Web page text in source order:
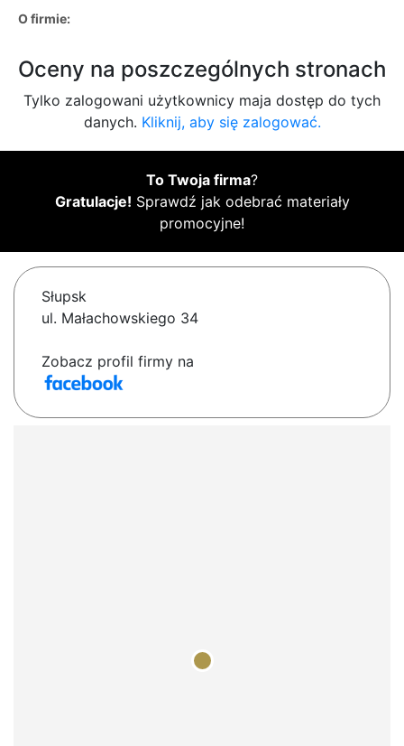
O firmie:
Oceny na poszczególnych stronach
Tylko zalogowani użytkownicy maja dostęp do tych
danych. Kliknij, aby się zalogować.
To Twoja firma?
Gratulacje! Sprawdź jak odebrać materiały
promocyjne!
Słupsk
ul. Małachowskiego 34
Zobacz profil firmy na